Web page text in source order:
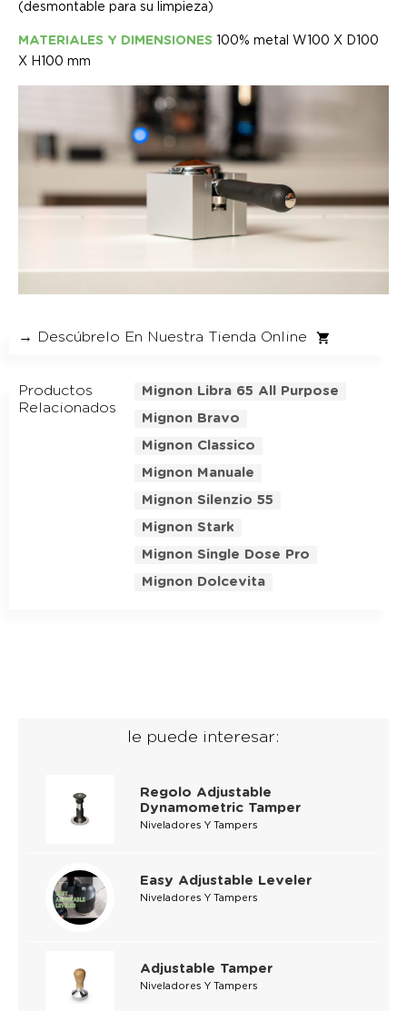
(desmontable para su limpieza)
MATERIALES Y DIMENSIONES
100% metal W100 X D100
X H100 mm
→ Descúbrelo En Nuestra Tienda Online
Productos
Relacionados
Mignon Libra 65 All Purpose
Mignon Bravo
Mignon Classico
Mignon Manuale
Mignon Silenzio 55
Mignon Stark
Mignon Single Dose Pro
Mignon Dolcevita
le puede interesar:
Regolo Adjustable
Dynamometric Tamper
Niveladores Y Tampers
Easy Adjustable Leveler
Niveladores Y Tampers
Adjustable Tamper
Niveladores Y Tampers